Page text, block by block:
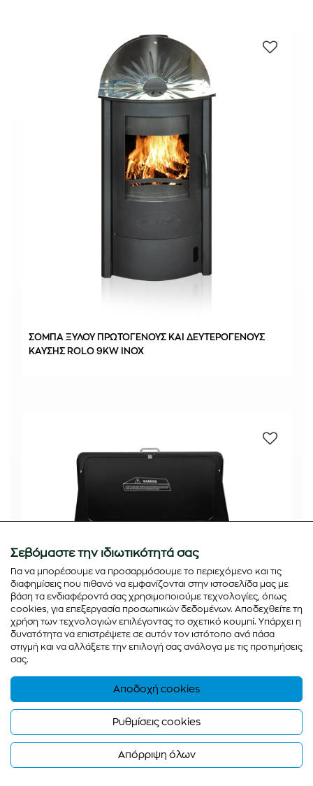
ΣΟΜΠΑ ΞΥΛΟΥ ΠΡΩΤΟΓΕΝΟΥΣ ΚΑΙ ΔΕΥΤΕΡΟΓΕΝΟΥΣ
ΚΑΥΣΗΣ ROLO 9KW INOX
ΦΟΥΡΝΑΚΙ ΥΓΡΑΕΡΙΟΥ CLCS-02SS
Σεβόμαστε την ιδιωτικότητά σας
Για να μπορέσουμε να προσαρμόσουμε το περιεχόμενο και τις
διαφημίσεις που πιθανό να εμφανίζονται στην ιστοσελίδα μας με
βάση τα ενδιαφέροντά σας χρησιμοποιούμε τεχνολογίες, όπως
cookies, για επεξεργασία προσωπικών δεδομένων. Αποδεχθείτε τη
χρήση των τεχνολογιών επιλέγοντας το σχετικό κουμπί. Υπάρχει η
δυνατότητα να επιστρέψετε σε αυτόν τον ιστότοπο ανά πάσα
στιγμή και να αλλάξετε την επιλογή σας ανάλογα με τις προτιμήσεις
σας.
Αποδοχή cookies
Ρυθμίσεις cookies
Απόρριψη όλων